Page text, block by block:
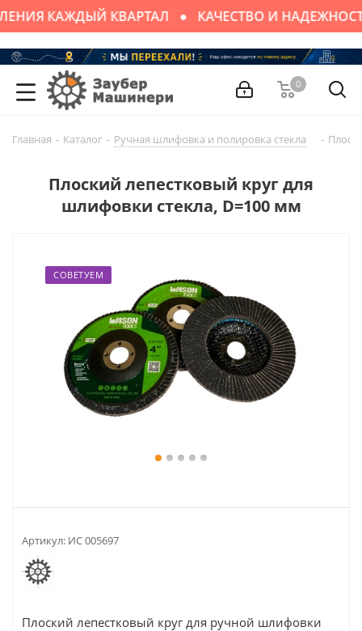
КАЖДЫЙ КВАРТАЛ КАЧЕСТВО И
0
Главная - Каталог - Ручная шлифовка и полировка стекла -
Плоский лепестковый круг для
шлифовки стекла, D=100 мм
СОВЕТУЕМ
Артикул: ИС 005697
Плоский лепестковый круг для ручной шлифовки